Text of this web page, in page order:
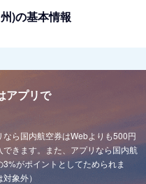
)の基本情報
アプリで
なら国内航空券はWebよりも500円
きます。また、アプリなら国内航
がポイントとしてためられま
象外）